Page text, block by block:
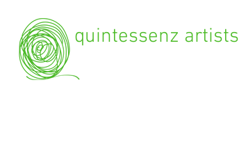
quintessenz artists